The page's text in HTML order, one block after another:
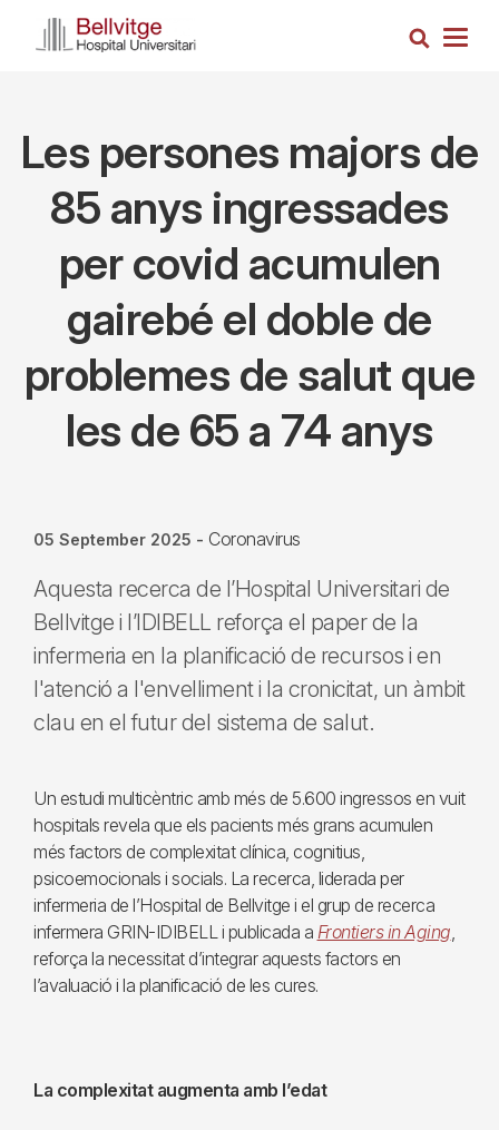
Search
Les persones majors de
85 anys ingressades
per covid acumulen
gairebé el doble de
problemes de salut que
les de 65 a 74 anys
05 September 2025 - Coronavirus
Aquesta recerca de l’Hospital Universitari de
Bellvitge i l’IDIBELL reforça el paper de la
infermeria en la planificació de recursos i en
l'atenció a l'envelliment i la cronicitat, un àmbit
clau en el futur del sistema de salut.
Un estudi multicèntric amb més de 5.600 ingressos en vuit
hospitals revela que els pacients més grans acumulen
més factors de complexitat clínica, cognitius,
psicoemocionals i socials. La recerca, liderada per
infermeria de l’Hospital de Bellvitge i el grup de recerca
infermera GRIN-IDIBELL i publicada a Frontiers in Aging,
reforça la necessitat d’integrar aquests factors en
l’avaluació i la planificació de les cures.
La complexitat augmenta amb l’edat